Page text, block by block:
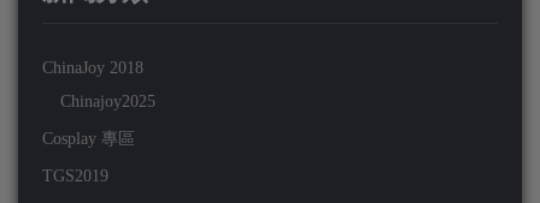
ChinaJoy 2018
Chinajoy2025
Cosplay 專區
TGS2019